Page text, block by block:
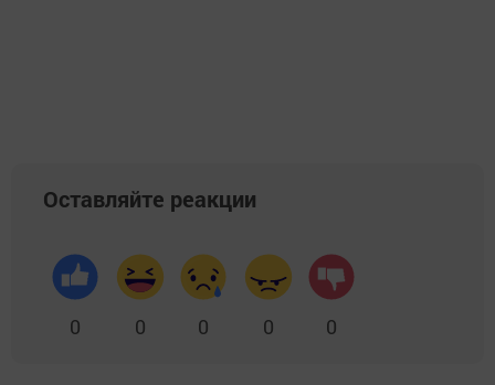
Оставляйте реакции
0 0 0 0 0